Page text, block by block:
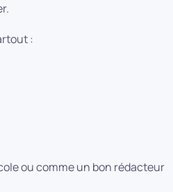
:
ou comme un bon rédacteur